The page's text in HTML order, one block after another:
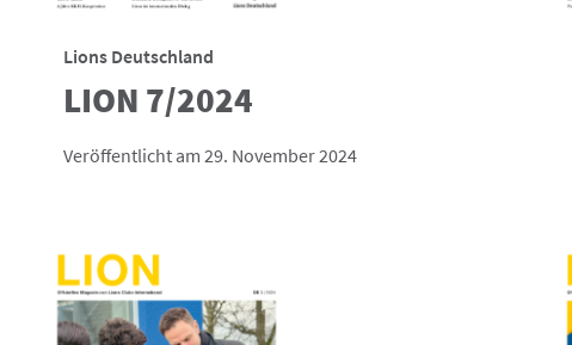
Lions Deutschland
LION 7/2024
Veröffentlicht am 29. November 2024